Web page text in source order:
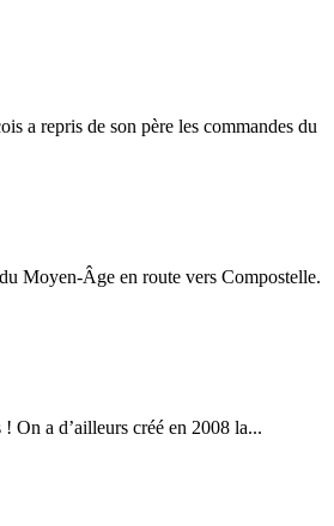
a repris de son père les commandes du
Moyen-Âge en route vers Compostelle.
On a d’ailleurs créé en 2008 la...